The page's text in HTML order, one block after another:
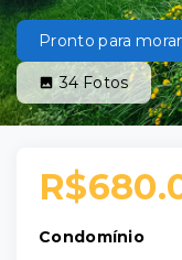
Pronto para morar
34Fotos
Condomínio